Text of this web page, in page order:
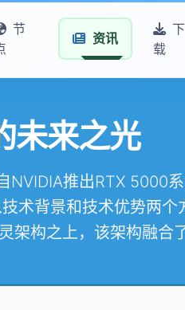
节
资讯
下
载
未来之光
NVIDIA推出RTX 5000
术背景和技术优势两个
架构之上，该架构融合